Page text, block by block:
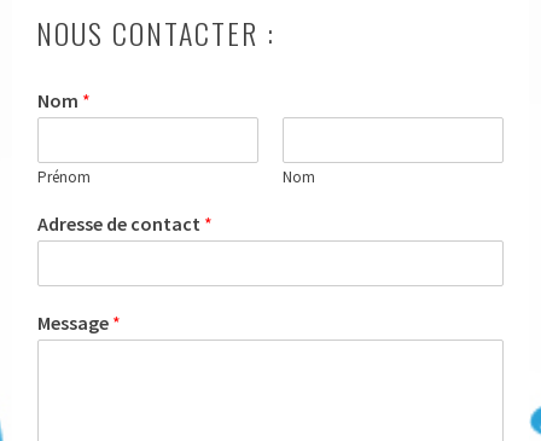
NOUS CONTACTER :
Nom *
Prénom Nom
Adresse de contact *
Message *